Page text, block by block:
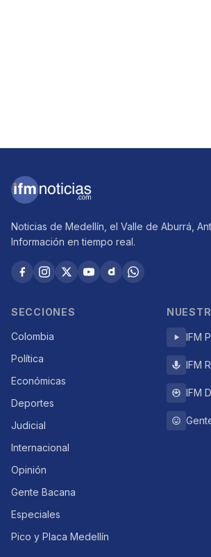
Noticias de Medellín, el Valle de Aburrá,
Información en tiempo real.
SECCIONES
Colombia
Política
Económicas
Deportes
Judicial
Internacional
Opinión
Gente Bacana
Especiales
Pico y Placa Medellín
IFM
IFM
IFM